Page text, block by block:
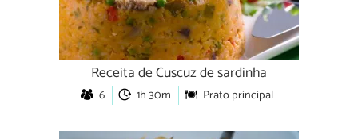
Receita de Cuscuz de sardinha
6 1h 30m Prato principal